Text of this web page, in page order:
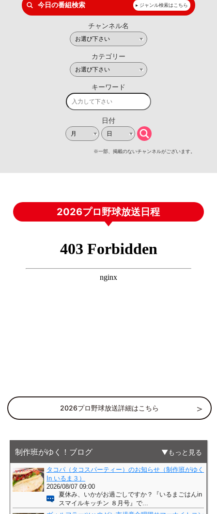
2026プロ野球放送日程
2026プロ野球放送詳細はこちら
制作班がゆく！ブログ もっと見る